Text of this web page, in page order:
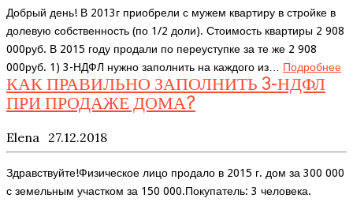
Добрый день! В 2013г приобрели с мужем квартиру в стройке в
долевую собственность (по 1/2 доли). Стоимость квартиры 2 908
000руб. В 2015 году продали по переуступке за те же 2 908
000руб. 1) 3-НДФЛ нужно заполнить на каждого из… Подробнее
КАК ПРАВИЛЬНО ЗАПОЛНИТЬ 3-НДФЛ
ПРИ ПРОДАЖЕ ДОМА?
Elena 27.12.2018
Здравствуйте!Физическое лицо продало в 2015 г. дом за 300 000
с земельным участком за 150 000.Покупатель: 3 человека.